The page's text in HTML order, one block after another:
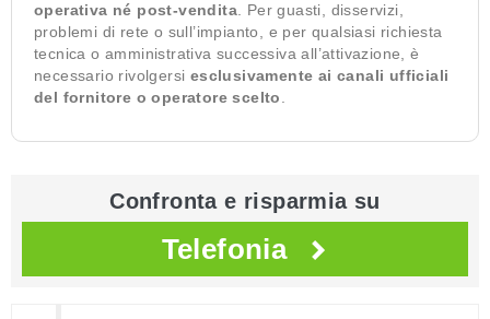
operativa né post-vendita . Per guasti, disservizi,
problemi di rete o sull’impianto, e per qualsiasi richiesta
tecnica o amministrativa successiva all’attivazione, è
necessario rivolgersi esclusivamente ai canali ufficiali
del fornitore o operatore scelto
Confronta e risparmia su
Telefonia